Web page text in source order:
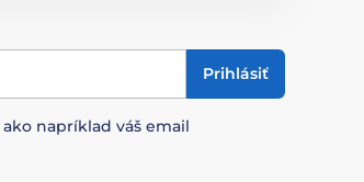
Prihlásiť
ako napríklad váš email